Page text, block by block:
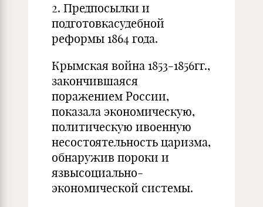
2. Предпосылки и
подготовкасудебной
реформы 1864 года.
Крымская война 1853-1856гг.,
закончившаяся
поражением России,
показала экономическую,
политическую ивоенную
несостоятельность царизма,
обнаружив пороки и
язвысоциально-
экономической системы.